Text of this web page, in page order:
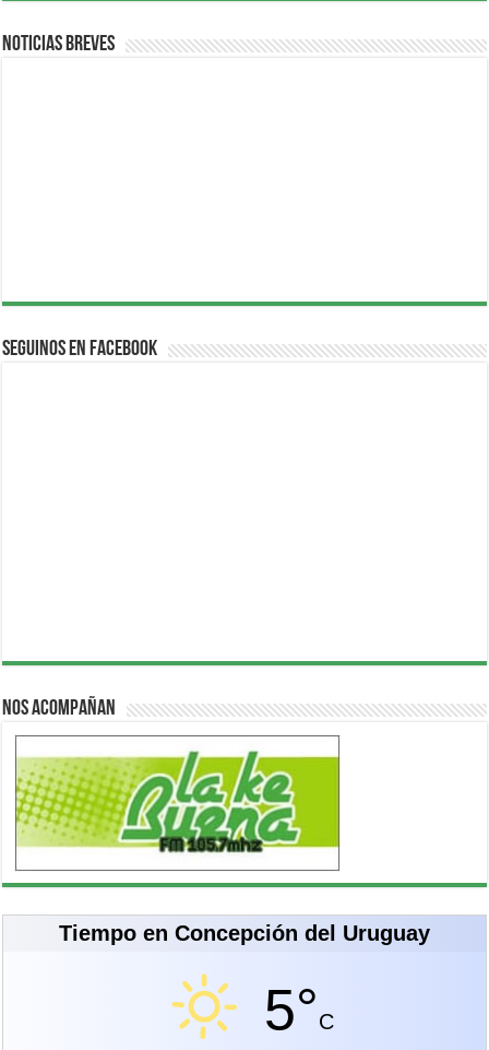
Noticias breves
Seguinos en Facebook
Nos acompañan
Tiempo en Concepción del Uruguay
5°C